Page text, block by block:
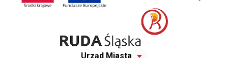
Urząd Miasta